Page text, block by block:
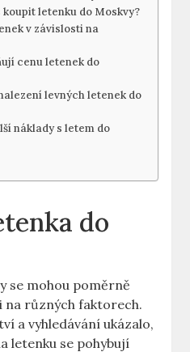
koupit letenku do Moskvy?
v závislosti na
cenu letenek do
levných letenek do
náklady s letem do
do
se mohou poměrně
na různých faktorech.
a vyhledávání ukázalo,
letenku se pohybují